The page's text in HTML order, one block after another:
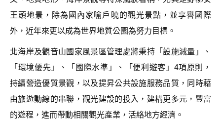
王頭地景，除為國內家喻戶曉的觀光景點，並享譽國際
外，近年來更以成為世界地質公園為努力目標。
北海岸及觀音山國家風景區管理處將秉持「設施減量」、
「環境優先」、「國際水準」、「便利遊客」4項原則，
持續營造優質景觀，以及提昇公共設施服務品質，同時藉
由旅遊動線的串聯，觀光建設的投入，建構更多元，豐富
的遊程，進而帶動相關觀光產業，活絡地方經濟。